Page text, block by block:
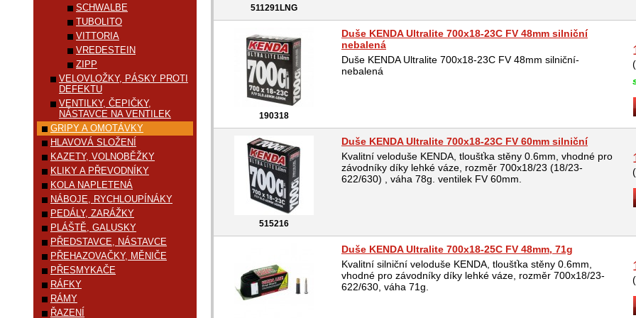
511291LNG
190318
Duše KENDA Ultralite 700x18-23C FV 48mm silniční
nebalená
Duše KENDA Ultralite 700x18-23C FV 48mm silniční-
nebalená
515216
Duše KENDA Ultralite 700x18-23C FV 60mm silniční
Kvalitní veloduše KENDA, tloušťka stěny 0.6mm, vhodné pro
závodníky díky lehké váze, rozměr 700x18/23 (18/23-
622/630) , váha 78g. ventilek FV 60mm.
Duše KENDA Ultralite 700x18-25C FV 48mm, 71g
Kvalitní silniční veloduše KENDA, tloušťka stěny 0.6mm,
vhodné pro závodníky díky lehké váze, rozměr 700x18/23-
622/630, váha 71g.
SCHWALBE
TUBOLITO
VITTORIA
VREDESTEIN
ZIPP
VELOVLOŽKY, PÁSKY PROTI
DEFEKTU
VENTILKY, ČEPIČKY,
NÁSTAVCE NA VENTILEK
GRIPY A OMOTÁVKY
HLAVOVÁ SLOŽENÍ
KAZETY, VOLNOBĚŽKY
KLIKY A PŘEVODNÍKY
KOLA NAPLETENÁ
NÁBOJE, RYCHLOUPÍNÁKY
PEDÁLY, ZARÁŽKY
PLÁŠTĚ, GALUSKY
PŘEDSTAVCE, NÁSTAVCE
PŘEHAZOVAČKY, MĚNIČE
PŘESMYKAČE
RÁFKY
RÁMY
ŘAZENÍ